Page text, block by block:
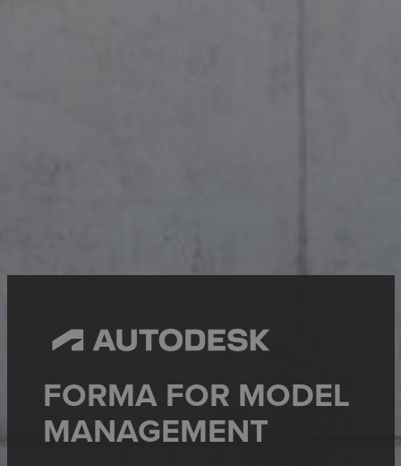
FORMA FOR MODEL
MANAGEMENT